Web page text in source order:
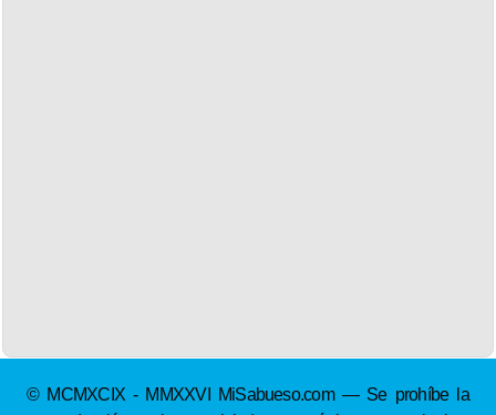
© MCMXCIX - MMXXVI MiSabueso.com — Se prohíbe la